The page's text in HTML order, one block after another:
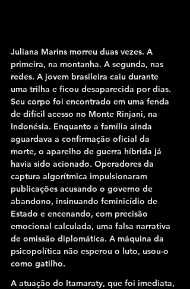
Juliana Marins morreu duas vezes. A
primeira, na montanha. A segunda, nas
redes. A jovem brasileira caiu durante
uma trilha e ficou desaparecida por dias.
Seu corpo foi encontrado em uma fenda
de difícil acesso no Monte Rinjani, na
Indonésia. Enquanto a família ainda
aguardava a confirmação oficial da
morte, o aparelho de guerra híbrida já
havia sido acionado. Operadores da
captura algorítmica impulsionaram
publicações acusando o governo de
abandono, insinuando feminicídio de
Estado e encenando, com precisão
emocional calculada, uma falsa narrativa
de omissão diplomática. A máquina da
psicopolítica não esperou o luto, usou-o
como gatilho.
A atuação do Itamaraty, que foi imediata,